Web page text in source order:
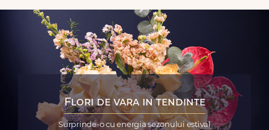
Flori de vara in tendinte
Surprinde-o cu energia sezonului estival